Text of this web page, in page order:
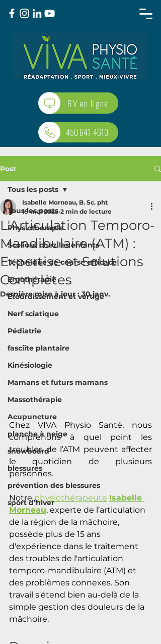
RV en ligne
450 641-4610
Post
Tous les posts
Physiothérapie
Scoliose chez les enfants
Technique de course efficace
Ergothérapie
Étourdissement et vertige
Nerf sciatique
Pédiatrie
fasciite plantaire
Kinésiologie
Mamans et futurs mamans
Massothérapie
Acupuncture
planche à neige
snowboard
blessures
prévention des blessures
sport d’hiver
Tous les posts
L'Articulation Temporo-
Mandibulaire (ATM) :
Expertise et Solutions
Complètes
Isabelle Morneau, B. Sc. pht
19 mai 2025 2 min de lecture
Dernière mise à jour :30 janv.
Chez VIVA Physio Santé, nous
comprenons à quel point les
troubles de l’ATM peuvent affecter
le quotidien de plusieurs
personnes.
Notre physiothérapeute Isabelle
Morneau, experte de l’articulation
de la région de la mâchoire,
possède plus de 15 ans
d'expérience dans le traitement
des troubles de l'articulation
temporo-mandibulaire (ATM) et
des problèmes connexes. Son
travail s'étend bien au-delà de la
simple gestion des douleurs de la
mâchoire.